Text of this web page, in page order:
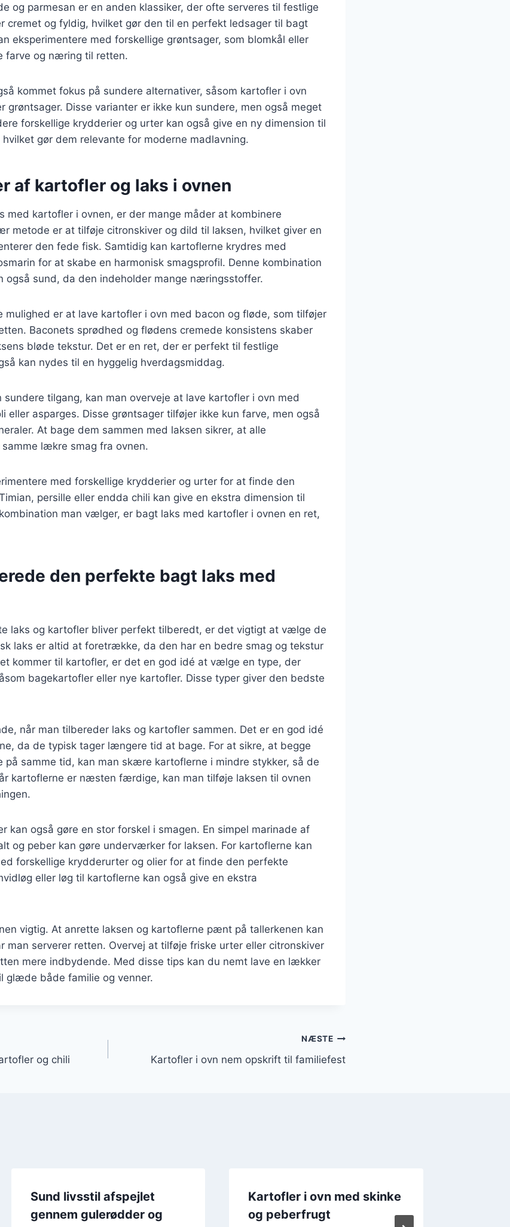
og parmesan er en anden klassiker, der ofte serveres til festlige
cremet og fyldig, hvilket gør den til en perfekt ledsager til bagt
eksperimentere med forskellige grøntsager, som blomkål eller
farve og næring til retten.
kommet fokus på sundere alternativer, såsom kartofler i ovn
grøntsager. Disse varianter er ikke kun sundere, men også meget
forskellige krydderier og urter kan også give en ny dimension til
gør dem relevante for moderne madlavning.
af kartofler og laks i ovnen
med kartofler i ovnen, er der mange måder at kombinere
metode er at tilføje citronskiver og dild til laksen, hvilket giver en
den fede fisk. Samtidig kan kartoflerne krydres med
for at skabe en harmonisk smagsprofil. Denne kombination
også sund, da den indeholder mange næringsstoffer.
mulighed er at lave kartofler i ovn med bacon og fløde, som tilføjer
Baconets sprødhed og flødens cremede konsistens skaber
bløde tekstur. Det er en ret, der er perfekt til festlige
kan nydes til en hyggelig hverdagsmiddag.
sundere tilgang, kan man overveje at lave kartofler i ovn med
eller asparges. Disse grøntsager tilføjer ikke kun farve, men også
At bage dem sammen med laksen sikrer, at alle
lækre smag fra ovnen.
med forskellige krydderier og urter for at finde den
persille eller endda chili kan give en ekstra dimension til
man vælger, er bagt laks med kartofler i ovnen en ret,
den perfekte bagt laks med
laks og kartofler bliver perfekt tilberedt, er det vigtigt at vælge de
laks er altid at foretrække, da den har en bedre smag og tekstur
kommer til kartofler, er det en god idé at vælge en type, der
bagekartofler eller nye kartofler. Disse typer giver den bedste
når man tilbereder laks og kartofler sammen. Det er en god idé
da de typisk tager længere tid at bage. For at sikre, at begge
samme tid, kan man skære kartoflerne i mindre stykker, så de
kartoflerne er næsten færdige, kan man tilføje laksen til ovnen
kan også gøre en stor forskel i smagen. En simpel marinade af
og peber kan gøre underværker for laksen. For kartoflerne kan
forskellige krydderurter og olier for at finde den perfekte
eller løg til kartoflerne kan også give en ekstra
vigtig. At anrette laksen og kartoflerne pænt på tallerkenen kan
man serverer retten. Overvej at tilføje friske urter eller citronskiver
mere indbydende. Med disse tips kan du nemt lave en lækker
glæde både familie og venner.
og chili
NÆSTE
Kartofler i ovn nem opskrift til familiefest
Sund livsstil afspejlet
gennem gulerødder og
Kartofler i ovn med skinke
og peberfrugt